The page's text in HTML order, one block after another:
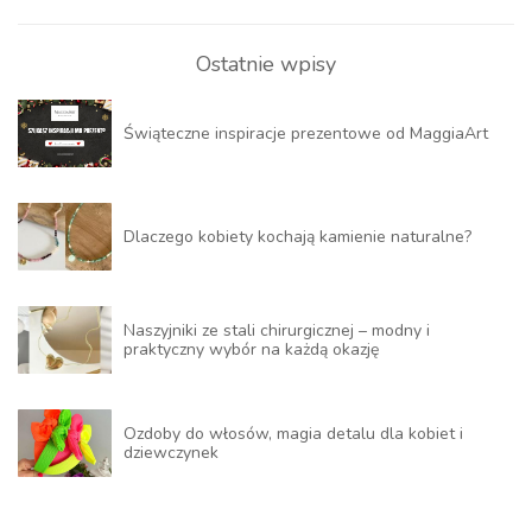
Ostatnie wpisy
Świąteczne inspiracje prezentowe od MaggiaArt
Dlaczego kobiety kochają kamienie naturalne?
Naszyjniki ze stali chirurgicznej – modny i
praktyczny wybór na każdą okazję
Ozdoby do włosów, magia detalu dla kobiet i
dziewczynek